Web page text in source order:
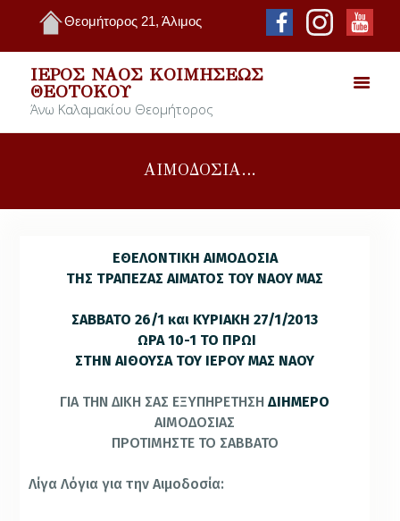
Θεομήτορος 21, Άλιμος
ΙΕΡΌΣ ΝΑΌΣ ΚΟΙΜΉΣΕΩΣ
ΘΕΟΤΌΚΟΥ
Άνω Καλαμακίου Θεομήτορος
ΑΙΜΟΔΟΣΙΑ…
ΕΘΕΛΟΝΤΙΚΗ ΑΙΜΟΔΟΣΙΑ
ΤΗΣ ΤΡΑΠΕΖΑΣ ΑΙΜΑΤΟΣ ΤΟΥ ΝΑΟΥ ΜΑΣ
ΣΑΒΒΑΤΟ 26/1 και ΚΥΡΙΑΚΗ 27/1/2013
ΩΡΑ 10-1 ΤΟ ΠΡΩΙ
ΣΤΗΝ ΑΙΘΟΥΣΑ ΤΟΥ ΙΕΡΟΥ ΜΑΣ ΝΑΟΥ
ΓΙΑ ΤΗΝ ΔΙΚΗ ΣΑΣ ΕΞΥΠΗΡΕΤΗΣΗΔΙΗΜΕΡΟ
ΑΙΜΟΔΟΣΙΑΣ
ΠΡΟΤΙΜΗΣΤΕ ΤΟ ΣΑΒΒΑΤΟ
Λίγα Λόγια για την Αιμοδοσία: